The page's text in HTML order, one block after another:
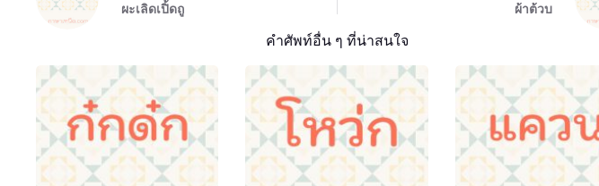
ผะเลิดเปิ้ดถู ผ้าต้วบ
คำศัพท์อื่น ๆ ที่น่าสนใจ